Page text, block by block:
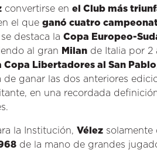
convertirse en el Club más
el que ganó cuatro
destaca la Copa Europeo-
al gran Milan de Italia por 2
Libertadores al San Pablo
ganar las dos anteriores
en una recordada
la Institución, Vélez solamente
de la mano de grandes